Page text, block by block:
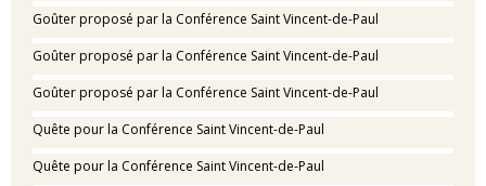
Goûter proposé par la Conférence Saint Vincent-de-Paul
Goûter proposé par la Conférence Saint Vincent-de-Paul
Goûter proposé par la Conférence Saint Vincent-de-Paul
Quête pour la Conférence Saint Vincent-de-Paul
Quête pour la Conférence Saint Vincent-de-Paul